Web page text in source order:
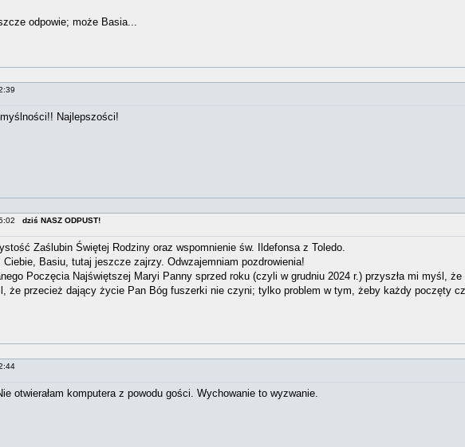
odpowie; może Basia...
Najlepszości!
dziś NASZ ODPUST!
Zaślubin Świętej Rodziny oraz wspomnienie św. Ildefonsa z Toledo.
Basiu, tutaj jeszcze zajrzy. Odwzajemniam pozdrowienia!
Poczęcia Najświętszej Maryi Panny sprzed roku (czyli w grudniu 2024 r.) przyszła mi myśl,
że przecież dający życie Pan Bóg fuszerki nie czyni; tylko problem w tym, żeby każdy poczęty
otwierałam komputera z powodu gości. Wychowanie to wyzwanie.